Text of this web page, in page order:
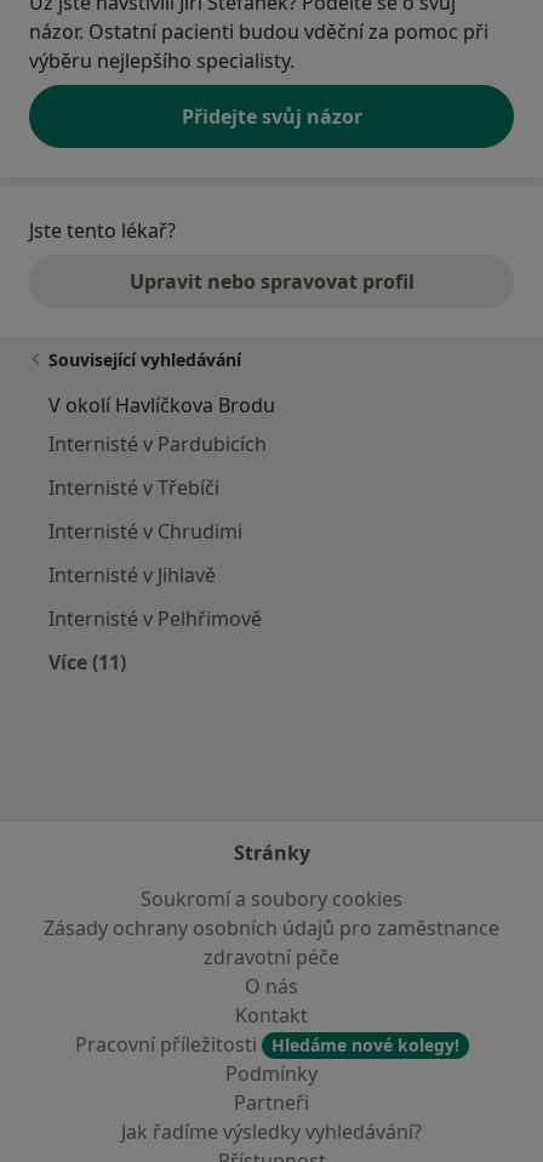
názor. Ostatní pacienti budou vděční za pomoc při
výběru nejlepšího specialisty.
Přidejte svůj názor
Jste tento lékař?
Upravit nebo spravovat profil
Související vyhledávání
V okolí Havlíčkova Brodu
Internisté v Pardubicích
Internisté v Třebíči
Internisté v Chrudimi
Internisté v Jihlavě
Internisté v Pelhřimově
Více (11)
Stránky
Soukromí a soubory cookies
Zásady ochrany osobních údajů pro zaměstnance
zdravotní péče
O nás
Kontakt
Pracovní příležitosti
Hledáme nové kolegy!
Podmínky
Partneři
Jak řadíme výsledky vyhledávání?